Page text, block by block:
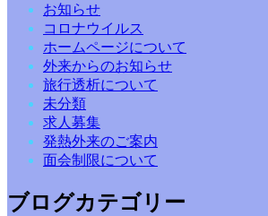
お知らせ
コロナウイルス
ホームページについて
外来からのお知らせ
旅行透析について
未分類
求人募集
発熱外来のご案内
面会制限について
ブログカテゴリー